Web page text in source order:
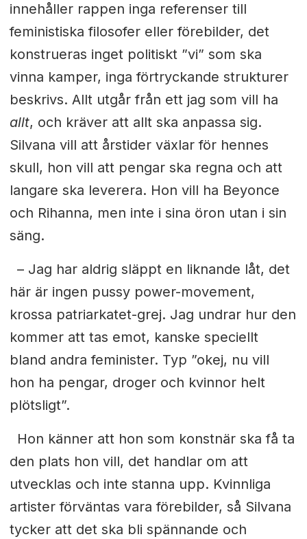
innehåller rappen inga referenser till
feministiska filosofer eller förebilder, det
konstrueras inget politiskt ”vi” som ska
vinna kamper, inga förtryckande strukturer
beskrivs. Allt utgår från ett jag som vill ha
allt, och kräver att allt ska anpassa sig.
Silvana vill att årstider växlar för hennes
skull, hon vill att pengar ska regna och att
langare ska leverera. Hon vill ha Beyonce
och Rihanna, men inte i sina öron utan i sin
säng.
– Jag har aldrig släppt en liknande låt, det
här är ingen pussy power-movement,
krossa patriarkatet-grej. Jag undrar hur den
kommer att tas emot, kanske speciellt
bland andra feminister. Typ ”okej, nu vill
hon ha pengar, droger och kvinnor helt
plötsligt”.
Hon känner att hon som konstnär ska få ta
den plats hon vill, det handlar om att
utvecklas och inte stanna upp. Kvinnliga
artister förväntas vara förebilder, så Silvana
tycker att det ska bli spännande och